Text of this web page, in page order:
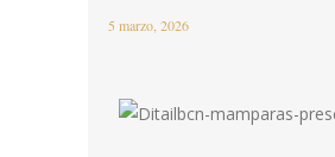
5 marzo, 2026